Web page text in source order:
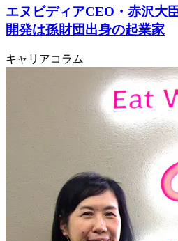
エヌビディアCEO・赤沢大
開発は孫財団出身の起業家
キャリアコラム